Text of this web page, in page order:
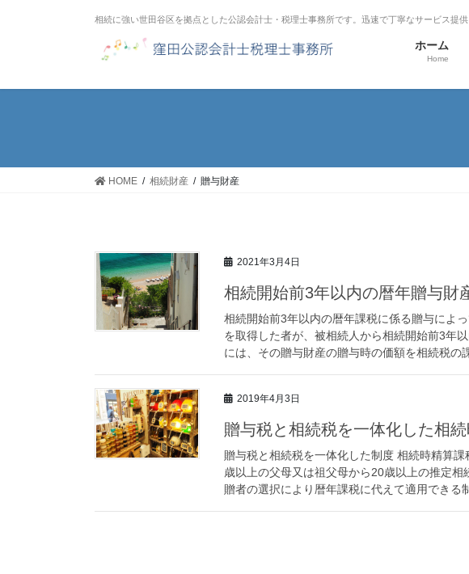
ツ
シ
相続に強い世田谷区を拠点とした公認会計士・税理士事務所です。迅速で丁寧なサービス提
ホーム
Home
HOME 相続財産 贈与財産
2021年3月4日
相続開始前3年以内の暦年贈与財
相続開始前3年以内の暦年課税に係る贈与によ
を取得した者が、被相続人から相続開始前3年
には、その贈与財産の贈与時の価額を相続税
2019年4月3日
贈与税と相続税を一体化した相
贈与税と相続税を一体化した制度 相続時精算
歳以上の父母又は祖父母から20歳以上の推定
贈者の選択により暦年課税に代えて適用できる